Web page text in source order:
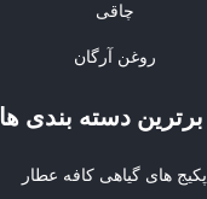
چاقی
روغن آرگان
برترین‌ دسته بندی ها
پکیج های گیاهی کافه عطار